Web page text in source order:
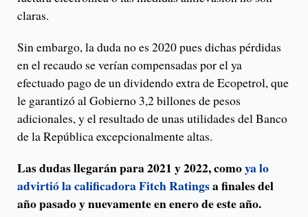
claras.
Sin embargo, la duda no es 2020 pues dichas pérdidas
en el recaudo se verían compensadas por el ya
efectuado pago de un dividendo extra de Ecopetrol, que
le garantizó al Gobierno 3,2 billones de pesos
adicionales, y el resultado de unas utilidades del Banco
de la República excepcionalmente altas.
Las dudas llegarán para 2021 y 2022, comoya lo
advirtió la calificadora Fitch Ratingsa finales del
año pasado y nuevamente en enero de este año.